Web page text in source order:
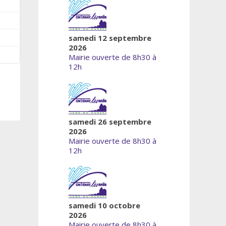
samedi 12 septembre
2026
Mairie ouverte de 8h30 à
12h
samedi 26 septembre
2026
Mairie ouverte de 8h30 à
12h
samedi 10 octobre
2026